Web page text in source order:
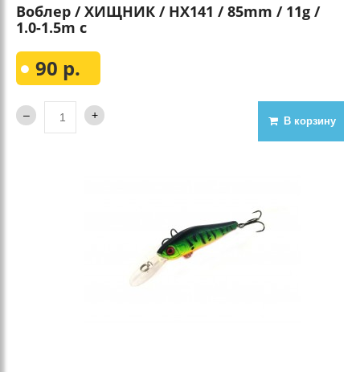
Воблер / ХИЩНИК / HX141 / 85mm / 11g /
1.0-1.5m с
90 р.
В корзину